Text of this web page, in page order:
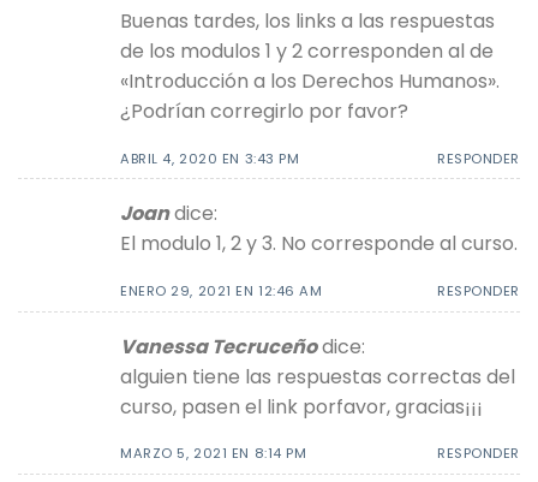
Buenas tardes, los links a las respuestas
de los modulos 1 y 2 corresponden al de
«Introducción a los Derechos Humanos».
¿Podrían corregirlo por favor?
ABRIL 4, 2020 EN 3:43 PM RESPONDER
Joandice:
El modulo 1, 2 y 3. No corresponde al curso.
ENERO 29, 2021 EN 12:46 AM RESPONDER
Vanessa Tecruceñodice:
alguien tiene las respuestas correctas del
curso, pasen el link porfavor, gracias¡¡¡
MARZO 5, 2021 EN 8:14 PM RESPONDER